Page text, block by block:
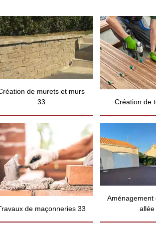
de murets et murs
33
Création de
de maçonneries 33
Aménagement
allée